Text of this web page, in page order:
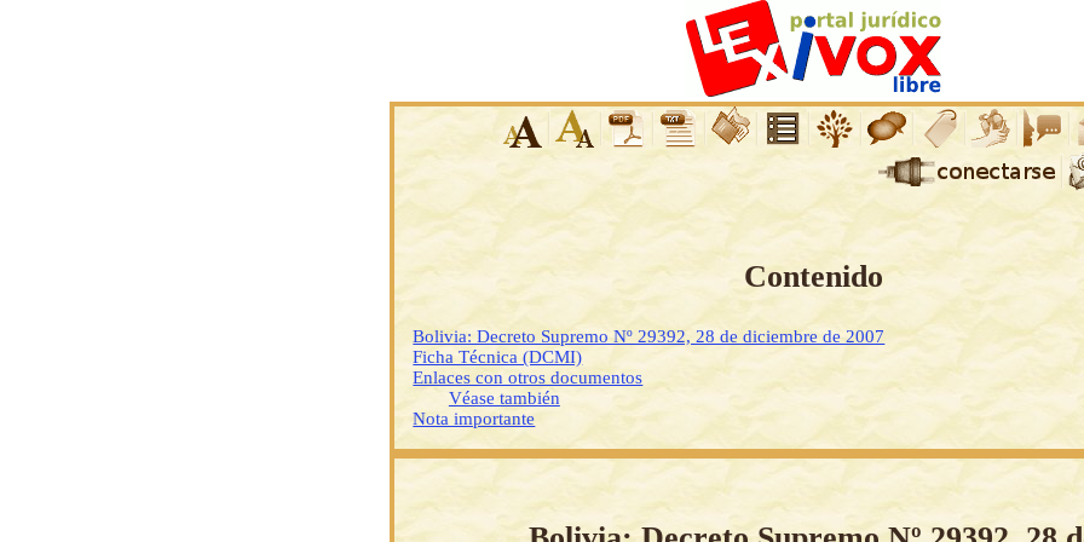
Contenido
Bolivia: Decreto Supremo Nº 29392, 28 de diciembre de 2007
Ficha Técnica (DCMI)
Enlaces con otros documentos
Véase también
Nota importante